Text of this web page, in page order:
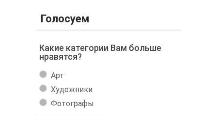
Голосуем
Какие категории Вам больше
нравятся?
Арт
Художники
Фотографы